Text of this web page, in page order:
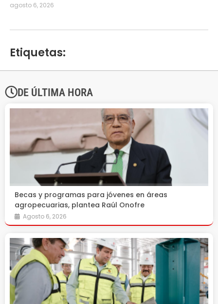
agosto 6, 2026
Etiquetas:
DE ÚLTIMA HORA
Becas y programas para jóvenes en áreas
agropecuarias, plantea Raúl Onofre
Agosto 6, 2026